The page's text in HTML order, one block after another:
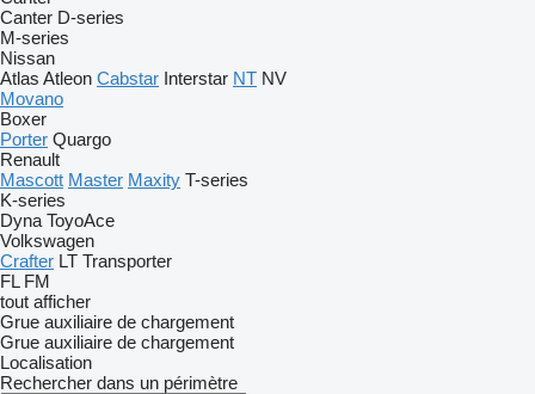
Canter D-series
M-series
Nissan
Atlas Atleon Cabstar Interstar NT NV
Movano
Boxer
Porter Quargo
Renault
Mascott Master Maxity T-series
K-series
Dyna ToyoAce
Volkswagen
Crafter LT Transporter
FL FM
tout afficher
Grue auxiliaire de chargement
Grue auxiliaire de chargement
Localisation
Rechercher dans un périmètre